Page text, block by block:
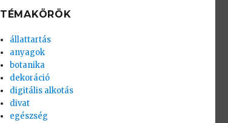
TÉMAKÖRÖK
állattartás
anyagok
botanika
dekoráció
digitális alkotás
divat
egészség